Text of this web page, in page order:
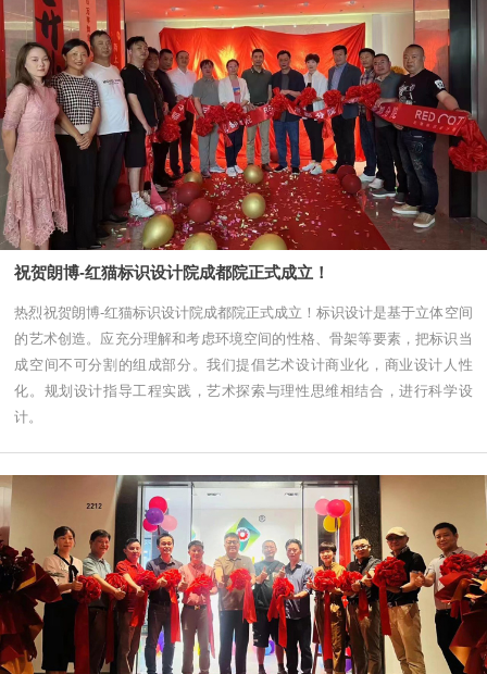
祝贺朗博-红猫标识设计院成都院正式成立！
热烈祝贺朗博-红猫标识设计院成都院正式成立！标识设计是基于立体空间
的艺术创造。应充分理解和考虑环境空间的性格、骨架等要素，把标识当
成空间不可分割的组成部分。我们提倡艺术设计商业化，商业设计人性
化。规划设计指导工程实践，艺术探索与理性思维相结合，进行科学设
计。